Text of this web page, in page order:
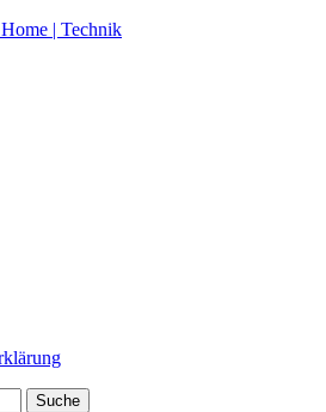
| Technik
und Smart Home